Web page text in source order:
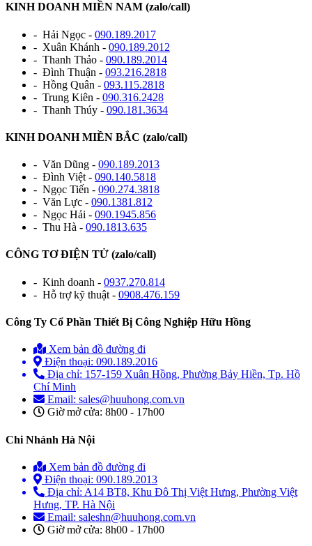
KINH DOANH MIỀN NAM (zalo/call)
- Hải Ngọc - 090.189.2017
- Xuân Khánh - 090.189.2012
- Thanh Thảo - 090.189.2014
- Đình Thuận - 093.216.2818
- Hồng Quân - 093.115.2818
- Trung Kiên - 090.316.2428
- Thanh Thúy - 090.181.3634
KINH DOANH MIỀN BẮC (zalo/call)
- Văn Dũng - 090.189.2013
- Đình Việt - 090.140.5818
- Ngọc Tiến - 090.274.3818
- Văn Lực - 090.1381.812
- Ngọc Hải - 090.1945.856
- Thu Hà - 090.1813.635
CÔNG TƠ ĐIỆN TỬ (zalo/call)
- Kinh doanh - 0937.270.814
- Hỗ trợ kỹ thuật - 0908.476.159
Công Ty Cổ Phần Thiết Bị Công Nghiệp Hữu Hồng
Xem bản đồ đường đi
Điện thoại: 090.189.2016
Địa chỉ: 157-159 Xuân Hồng, Phường Bảy Hiền, Tp. Hồ
Chí Minh
Email: sales@huuhong.com.vn
Giờ mở cửa: 8h00 - 17h00
Chi Nhánh Hà Nội
Xem bản đồ đường đi
Điện thoại: 090.189.2013
Địa chỉ: A14 BT8, Khu Đô Thị Việt Hưng, Phường Việt
Hưng, TP. Hà Nội
Email: saleshn@huuhong.com.vn
Giờ mở cửa: 8h00 - 17h00